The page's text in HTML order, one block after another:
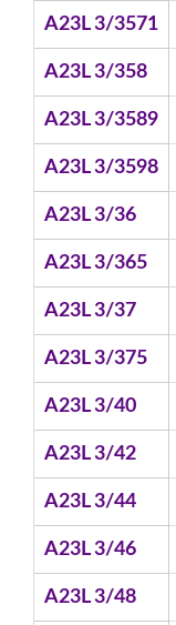
A23L 3/3571
A23L 3/358
A23L 3/3589
A23L 3/3598
A23L 3/36
A23L 3/365
A23L 3/37
A23L 3/375
A23L 3/40
A23L 3/42
A23L 3/44
A23L 3/46
A23L 3/48